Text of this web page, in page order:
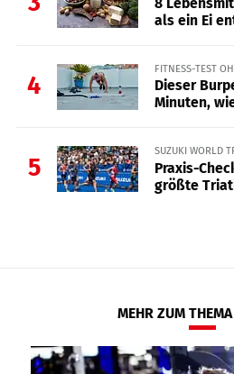
als ein Ei
4
FITNESS-TEST
Dieser
Minuten,
5
SUZUKI WORLD
Praxis-
größte
MEHR ZUM